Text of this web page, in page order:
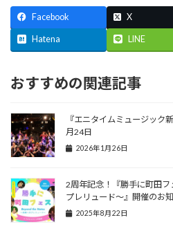
Facebook X
Hatena LINE
おすすめの関連記事
『エニタイムミュージック
月24日
2026年1月26日
2周年記念！『勝手に町田
プレリュード～』開催のお
2025年8月22日